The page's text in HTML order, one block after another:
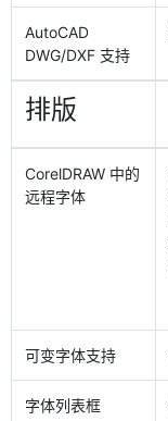
AutoCAD
DWG/DXF 支持
排版
CorelDRAW 中的
远程字体
可变字体支持
字体列表框